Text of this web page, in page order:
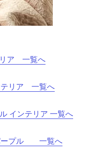
ア 一覧へ
リア 一覧へ
インテリア 一覧へ
ープル 一覧へ